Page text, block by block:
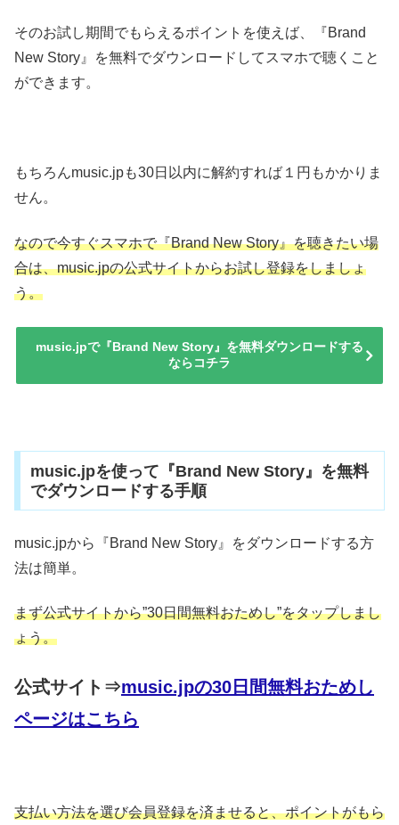
そのお試し期間でもらえるポイントを使えば、『Brand
New Story』を無料でダウンロードしてスマホで聴くこと
ができます。
もちろんmusic.jpも30日以内に解約すれば１円もかかりま
せん。
なので今すぐスマホで『Brand New Story』を聴きたい場
合は、music.jpの公式サイトからお試し登録をしましょ
う。
music.jpで『Brand New Story』を無料ダウンロードする
ならコチラ
music.jpを使って『Brand New Story』を無料
でダウンロードする手順
music.jpから『Brand New Story』をダウンロードする方
法は簡単。
まず公式サイトから”30日間無料おためし”をタップしまし
ょう。
公式サイト⇒music.jpの30日間無料おためし
ページはこちら
支払い方法を選び会員登録を済ませると、ポイントがもら